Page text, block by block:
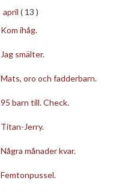
april ( 13 )
Kom ihåg.
Jag smälter.
Mats, oro och fadderbarn.
95 barn till. Check.
Titan-Jerry.
Några månader kvar.
Femtonpussel.